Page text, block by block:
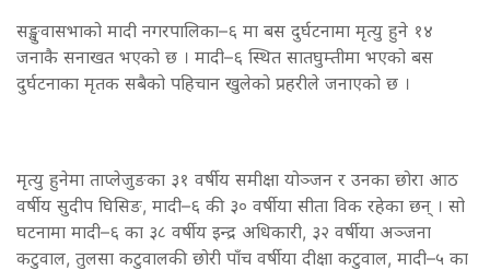
सङ्खुवासभाको मादी नगरपालिका–६ मा बस दुर्घटनामा मृत्यु हुने १४
जनाकै सनाखत भएको छ । मादी–६ स्थित सातघुम्तीमा भएको बस
दुर्घटनाका मृतक सबैको पहिचान खुलेको प्रहरीले जनाएको छ ।
मृत्यु हुनेमा ताप्लेजुङका ३१ वर्षीय समीक्षा योञ्जन र उनका छोरा आठ
वर्षीय सुदीप घिसिङ, मादी–६ की ३० वर्षीया सीता विक रहेका छन् । सो
घटनामा मादी–६ का ३८ वर्षीय इन्द्र अधिकारी, ३२ वर्षीया अञ्जना
कटुवाल, तुलसा कटुवालकी छोरी पाँच वर्षीया दीक्षा कटुवाल, मादी–५ का